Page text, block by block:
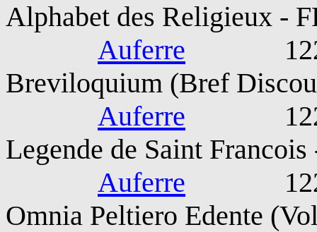
Alphabet des Religieux -
Auferre 1221-
Breviloquium (Bref
Auferre 1221-
Legende de Saint
Auferre 1221-
Omnia Peltiero Edente